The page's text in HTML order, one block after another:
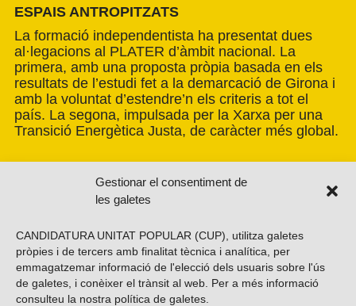
Gestionar el consentiment de
les galetes
CANDIDATURA UNITAT POPULAR (CUP), utilitza galetes
pròpies i de tercers amb finalitat tècnica i analítica, per
emmagatzemar informació de l'elecció dels usuaris sobre l'ús
de galetes, i conèixer el trànsit al web. Per a més informació
consulteu la nostra política de galetes
ESPAIS ANTROPITZATS
La formació independentista ha presentat dues
al·legacions al PLATER d’àmbit nacional. La
primera, amb una proposta pròpia basada en els
resultats de l’estudi fet a la demarcació de Girona i
amb la voluntat d’estendre’n els criteris a tot el
país. La segona, impulsada per la Xarxa per una
Transició Energètica Justa, de caràcter més global.